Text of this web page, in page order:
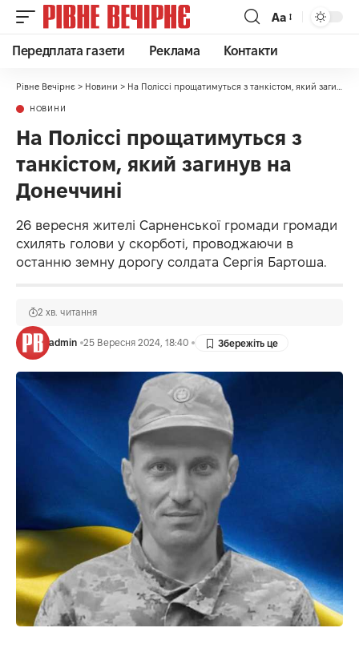
Аа
Передплата газети Реклама Контакти
Рівне Вечірнє > Новини > На Поліссі прощатимуться з танкістом, який загинув на Донеччині
НОВИНИ
На Поліссі прощатимуться з
танкістом, який загинув на
Донеччині
26 вересня жителі Сарненської громади громади
схилять голови у скорботі, проводжаючи в
останню земну дорогу солдата Сергія Бартоша.
admin 25 Вересня 2024, 18:40
2 хв. читання